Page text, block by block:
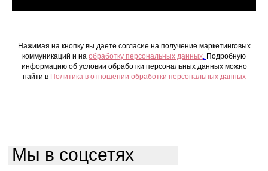
Нажимая на кнопку вы даете согласие на получение маркетинговых
коммуникаций и на обработку персональных данных Подробную
информацию об условии обработки персональных данных можно
найти в Политика в отношении обработки персональных данных
Мы в соцсетях